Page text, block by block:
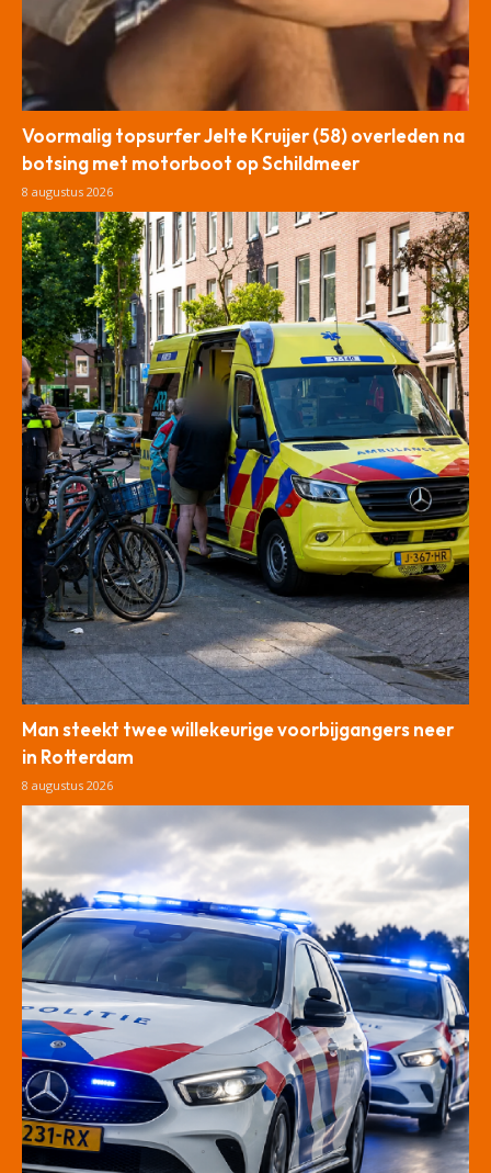
Voormalig topsurfer Jelte Kruijer (58) overleden na
botsing met motorboot op Schildmeer
8 augustus 2026
Man steekt twee willekeurige voorbijgangers neer
in Rotterdam
8 augustus 2026